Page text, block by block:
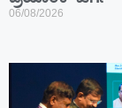
06/08/2026